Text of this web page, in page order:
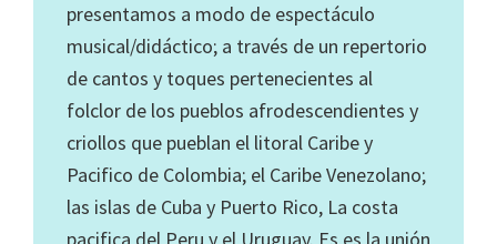
presentamos a modo de espectáculo
musical/didáctico; a través de un repertorio
de cantos y toques pertenecientes al
folclor de los pueblos afrodescendientes y
criollos que pueblan el litoral Caribe y
Pacifico de Colombia; el Caribe Venezolano;
las islas de Cuba y Puerto Rico, La costa